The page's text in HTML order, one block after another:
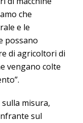
che
e le
possano
di agricoltori di
vengano colte
misura,
sul